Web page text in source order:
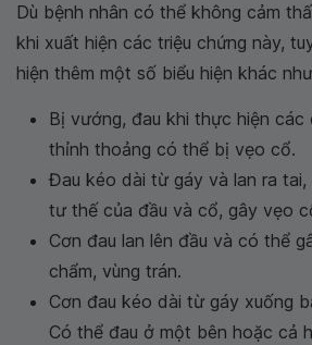
Dù bệnh nhân có thể không cảm
khi xuất hiện các triệu chứng này,
hiện thêm một số biểu hiện khác
Bị vướng, đau khi thực hiện
thỉnh thoảng có thể bị vẹo cổ.
Đau kéo dài từ gáy và lan ra
tư thế của đầu và cổ, gây vẹo
Cơn đau lan lên đầu và có thể
chẩm, vùng trán.
Cơn đau kéo dài từ gáy xuống
Có thể đau ở một bên hoặc cả